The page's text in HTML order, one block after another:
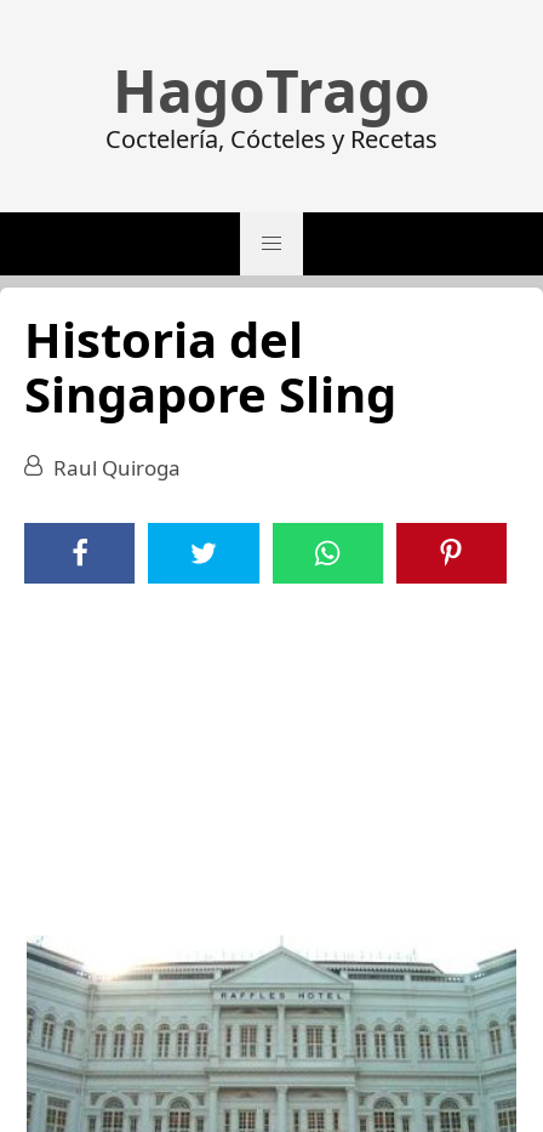
HagoTrago
Coctelería, Cócteles y Recetas
Historia del
Singapore Sling
Raul Quiroga